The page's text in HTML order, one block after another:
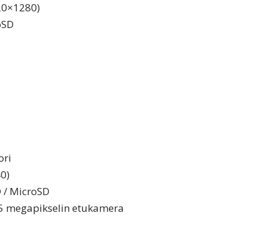
/ MicroSD
megapikselin etukamera